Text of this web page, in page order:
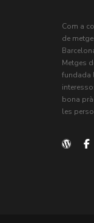
Com a
de
Metges
fundada
bona
les